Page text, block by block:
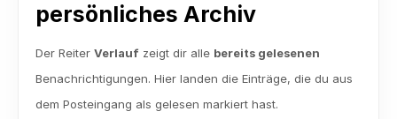
persönliches Archiv
Der Reiter Verlauf zeigt dir alle bereits gelesenen
Benachrichtigungen. Hier landen die Einträge, die du aus
dem Posteingang als gelesen markiert hast.